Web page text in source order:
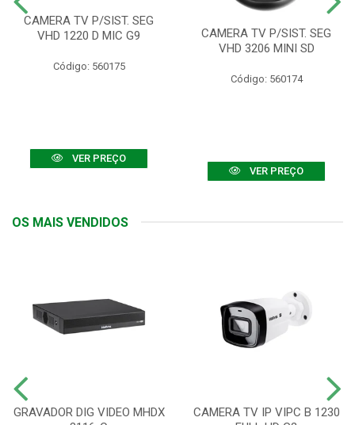
CAMERA TV P/SIST. SEG
VHD 1220 D MIC G9
Código: 560175
VER PREÇO
CAMERA TV P/SIST. SEG
VHD 3206 MINI SD
Código: 560174
VER PREÇO
OS MAIS VENDIDOS
GRAVADOR DIG VIDEO MHDX
CAMERA TV IP VIPC B 1230